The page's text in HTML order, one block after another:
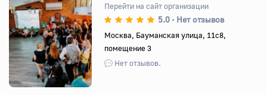
Назад Вперед
Перейти на сайт организации
5.0 • Нет отзывов
Москва, Бауманская улица, 11с8,
помещение 3
Нет отзывов.